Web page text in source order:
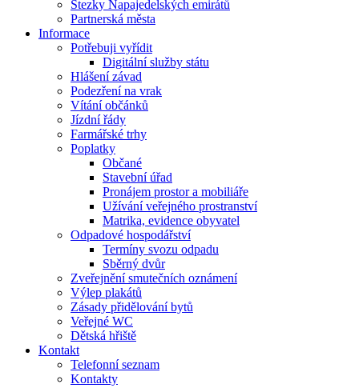
Stezky Napajedelských emirátů
Partnerská města
Informace
Potřebuji vyřídit
Digitální služby státu
Hlášení závad
Podezření na vrak
Vítání občánků
Jízdní řády
Farmářské trhy
Poplatky
Občané
Stavební úřad
Pronájem prostor a mobiliáře
Užívání veřejného prostranství
Matrika, evidence obyvatel
Odpadové hospodářství
Termíny svozu odpadu
Sběrný dvůr
Zveřejnění smutečních oznámení
Výlep plakátů
Zásady přidělování bytů
Veřejné WC
Dětská hřiště
Kontakt
Telefonní seznam
Kontakty